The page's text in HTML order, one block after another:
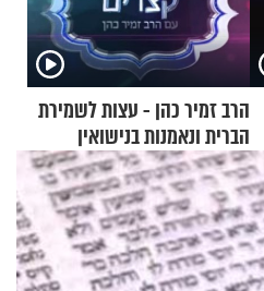
הרב זמיר כהן - עצות לשמירת
הברית ונאמנות בנישואין